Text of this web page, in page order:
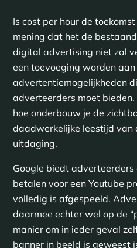
Is cost per hour de
mening dat het de
digital advertising niet zal
een toevoeging worden
advertentiemogelijkheden
adverteerders moet
hoe onderbouw je de
daadwerkelijke leestijd van
uitdaging.
Google biedt
betalen voor een Youtube
volledig is afgespeeld.
daarmee echter wel op de
manier om in ieder geval
banner in beeld is geweest